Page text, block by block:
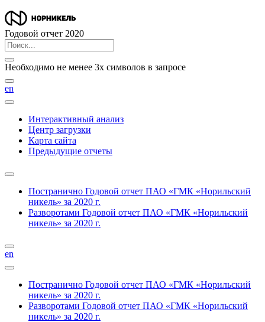
Годовой отчет 2020
Необходимо не менее 3х символов в запросе
en
Интерактивный анализ
Центр загрузки
Карта сайта
Предыдущие отчеты
Постранично Годовой отчет ПАО «ГМК «Норильский
никель» за 2020 г.
Разворотами Годовой отчет ПАО «ГМК «Норильский
никель» за 2020 г.
en
Постранично Годовой отчет ПАО «ГМК «Норильский
никель» за 2020 г.
Разворотами Годовой отчет ПАО «ГМК «Норильский
никель» за 2020 г.